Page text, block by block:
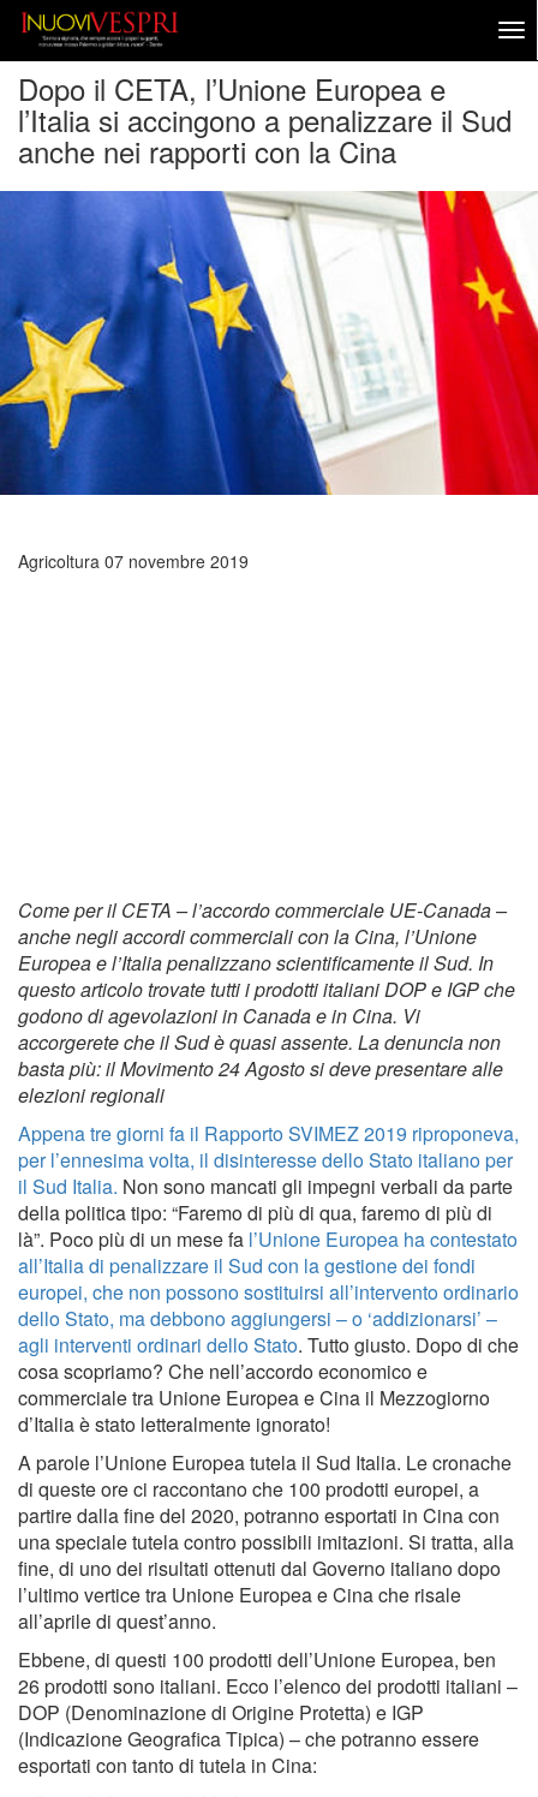
Dopo il CETA, l’Unione Europea e
l’Italia si accingono a penalizzare il Sud
anche nei rapporti con la Cina
Agricoltura 07 novembre 2019
Come per il CETA – l’accordo commerciale UE-Canada –
anche negli accordi commerciali con la Cina, l’Unione
Europea e l’Italia penalizzano scientificamente il Sud. In
questo articolo trovate tutti i prodotti italiani DOP e IGP che
godono di agevolazioni in Canada e in Cina. Vi
accorgerete che il Sud è quasi assente. La denuncia non
basta più: il Movimento 24 Agosto si deve presentare alle
elezioni regionali
Appena tre giorni fa il Rapporto SVIMEZ 2019 riproponeva,
per l’ennesima volta, il disinteresse dello Stato italiano per
il Sud Italia. Non sono mancati gli impegni verbali da parte
della politica tipo: “Faremo di più di qua, faremo di più di
là”. Poco più di un mese fa l’Unione Europea ha contestato
all’Italia di penalizzare il Sud con la gestione dei fondi
europei, che non possono sostituirsi all’intervento ordinario
dello Stato, ma debbono aggiungersi – o ‘addizionarsi’ –
agli interventi ordinari dello Stato. Tutto giusto. Dopo di che
cosa scopriamo? Che nell’accordo economico e
commerciale tra Unione Europea e Cina il Mezzogiorno
d’Italia è stato letteralmente ignorato!
A parole l’Unione Europea tutela il Sud Italia. Le cronache
di queste ore ci raccontano che 100 prodotti europei, a
partire dalla fine del 2020, potranno esportati in Cina con
una speciale tutela contro possibili imitazioni. Si tratta, alla
fine, di uno dei risultati ottenuti dal Governo italiano dopo
l’ultimo vertice tra Unione Europea e Cina che risale
all’aprile di quest’anno.
Ebbene, di questi 100 prodotti dell’Unione Europea, ben
26 prodotti sono italiani. Ecco l’elenco dei prodotti italiani –
DOP (Denominazione di Origine Protetta) e IGP
(Indicazione Geografica Tipica) – che potranno essere
esportati con tanto di tutela in Cina: